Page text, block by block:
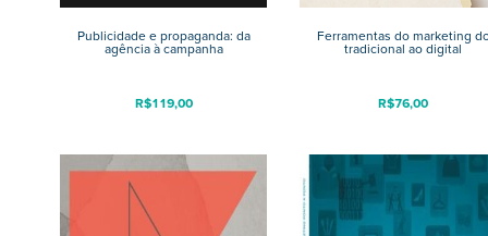
Ferramentas do marketing
tradicional ao digital
R$76,00
Publicidade e propaganda: da
agência à campanha
R$119,00